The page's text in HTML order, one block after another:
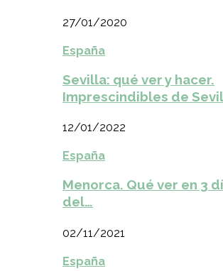
27/01/2020
España
Sevilla: qué ver y hacer.
Imprescindibles de
12/01/2022
España
Menorca. Qué ver en 3
del…
02/11/2021
España